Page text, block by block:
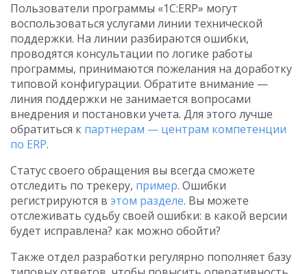
Пользователи программы «1С:ERP» могут
воспользоваться услугами линии технической
поддержки. На линии разбираются ошибки,
проводятся консультации по логике работы
программы, принимаются пожелания на доработку
типовой конфигурации. Обратите внимание —
линия поддержки не занимается вопросами
внедрения и постановки учета. Для этого лучше
обратиться к партнерам — центрам компетенции
по ERP.
Статус своего обращения вы всегда сможете
отследить по трекеру, пример. Ошибки
регистрируются в этом разделе. Вы можете
отслеживать судьбу своей ошибки: в какой версии
будет исправлена? как можно обойти?
Также отдел разработки регулярно пополняет базу